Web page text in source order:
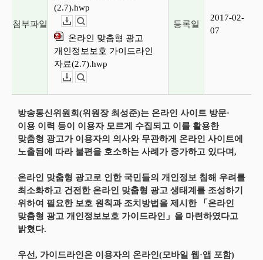
첨부파일
(2.7).hwp
온라인 맞춤형 광고
개인정보보호 가이드라인
자료(2.7).hwp
등록일
2017-02-
07
방송통신위원회(위원장 최성준)는 온라인 사이트 방문·
이용 이력 등이 이용자 모르게 수집되고 이를 활용한
맞춤형 광고가 이용자의 의사와 무관하게 온라인 사이트에
노출됨에 따라 불편을 호소하는 사례가 증가하고 있다며,
온라인 맞춤형 광고로 인한 국민들의 개인정보 침해 우려를
최소화하고 건전한 온라인 맞춤형 광고 생태계를 조성하기
위하여 필요한 보호 원칙과 조치방법을 제시한 「온라인
맞춤형 광고 개인정보보호 가이드라인」을 마련하였다고
밝혔다.
우선, 가이드라인은 이용자의 온라인(모바일 웹·앱 포함)